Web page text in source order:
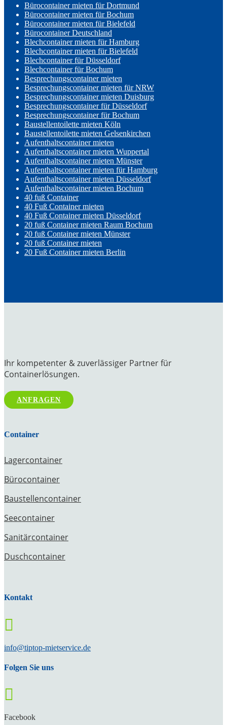
Bürocontainer mieten für Dortmund
Bürocontainer mieten für Bochum
Bürocontainer mieten für Bielefeld
Bürocontainer Deutschland
Blechcontainer mieten für Hamburg
Blechcontainer mieten für Bielefeld
Blechcontainer für Düsseldorf
Blechcontainer für Bochum
Besprechungscontainer mieten
Besprechungscontainer mieten für NRW
Besprechungscontainer mieten Duisburg
Besprechungscontainer für Düsseldorf
Besprechungscontainer für Bochum
Baustellentoilette mieten Köln
Baustellentoilette mieten Gelsenkirchen
Aufenthaltscontainer mieten
Aufenthaltscontainer mieten Wuppertal
Aufenthaltscontainer mieten Münster
Aufenthaltscontainer mieten für Hamburg
Aufenthaltscontainer mieten Düsseldorf
Aufenthaltscontainer mieten Bochum
40 fuß Container
40 Fuß Container mieten
40 Fuß Container mieten Düsseldorf
20 fuß Container mieten Raum Bochum
20 fuß Container mieten Münster
20 fuß Container mieten
20 Fuß Container mieten Berlin
Ihr kompetenter & zuverlässiger Partner für
Containerlösungen.
ANFRAGEN
Container
Lagercontainer
Bürocontainer
Baustellencontainer
Seecontainer
Sanitärcontainer
Duschcontainer
Kontakt

info@tiptop-mietservice.de
Folgen Sie uns

Facebook